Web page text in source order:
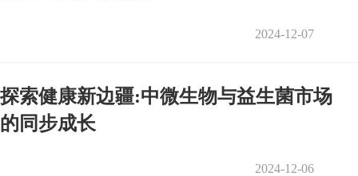
2024-12-07
探索健康新边疆:中微生物与益生菌市场
的同步成长
2024-12-06